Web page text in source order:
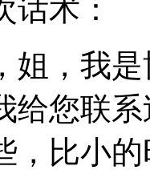
话术：
姐，我
给您联
，比小